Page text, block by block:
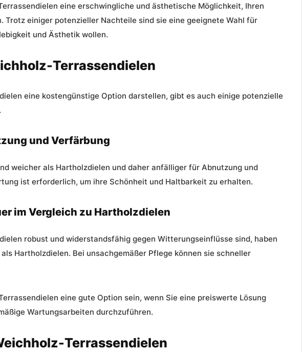
eine erschwingliche und ästhetische Möglichkeit, Ihren
Trotz einiger potenzieller Nachteile sind sie eine geeignete Wahl für
und Ästhetik wollen.
Terrassendielen
eine kostengünstige Option darstellen, gibt es auch einige potenzielle
und Verfärbung
weicher als Hartholzdielen und daher anfälliger für Abnutzung und
ist erforderlich, um ihre Schönheit und Haltbarkeit zu erhalten.
im Vergleich zu Hartholzdielen
robust und widerstandsfähig gegen Witterungseinflüsse sind, haben
Hartholzdielen. Bei unsachgemäßer Pflege können sie schneller
eine gute Option sein, wenn Sie eine preiswerte Lösung
Wartungsarbeiten durchzuführen.
Terrassendielen